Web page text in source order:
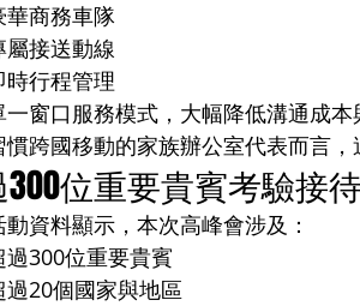
華商務車隊
屬接送動線
時行程管理
一窗口服務模式，大幅降低溝通成
慣跨國移動的家族辦公室代表而言
位重要貴賓考驗接
資料顯示，本次高峰會涉及：
過300位重要貴賓
過20個國家與地區